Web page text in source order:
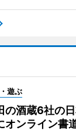
遊ぶ
の酒蔵6社の
オンライン書